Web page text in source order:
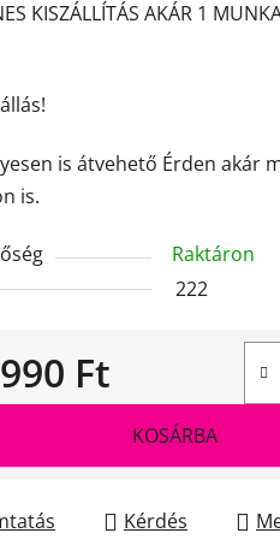
KISZÁLLÍTÁS AKÁR 1
is átvehető Érden akár
is.
Raktáron
222
Ft
KOSÁRBA
Kérdés